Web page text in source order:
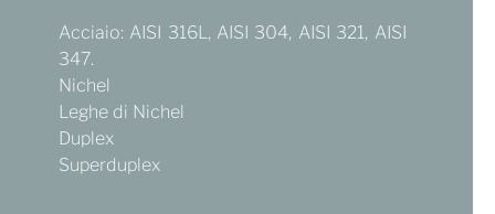
Acciaio: AISI 316L, AISI 304, AISI 321, AISI
347.
Nichel
Leghe di Nichel
Duplex
Superduplex